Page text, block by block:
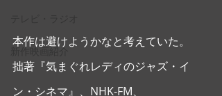
新作映画紹介
本作は避けようかなと考えていた。
拙著『気まぐれレディのジャズ・イ
ン・シネマ』、NHK-FM、